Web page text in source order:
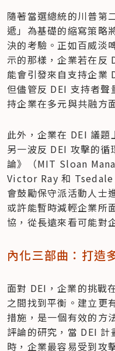
隨著當選總統的川普第
遞」為基礎的縮寫策略
決的考驗。正如百威
示的那樣，企業若在反
能會引發來自支持企業
但儘管反 DEI 支持者聲
持企業在多元與共融方
此外，企業在 DEI 議
另一波反 DEI 攻擊的
論》（MIT Sloan
Victor Ray 和
會鼓勵保守派活動人士
或許能暫時減輕企業所
協，從長遠來看可能對
內化三部曲：打造
面對 DEI，企業的挑戰
之間找到平衡。建立更
措施，是一個有效的方
評論的研究，當 DEI 計
時，企業最容易受到攻